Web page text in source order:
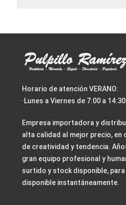
Horario de atención VERANO:
·Lunes a Viernes de 7:00 a 14:30
Empresa importadora y
alta calidad al mejor precio, en
de creatividad y tendencia.
gran equipo profesional y
surtido y stock disponible,
disponible instantáneamente.